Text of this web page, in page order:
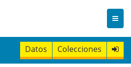
Datos Colecciones